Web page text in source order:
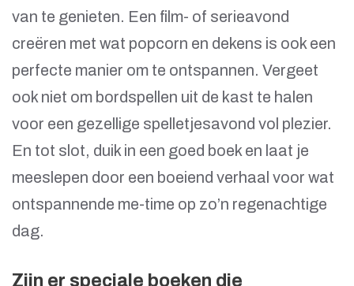
van te genieten. Een film- of serieavond
creëren met wat popcorn en dekens is ook een
perfecte manier om te ontspannen. Vergeet
ook niet om bordspellen uit de kast te halen
voor een gezellige spelletjesavond vol plezier.
En tot slot, duik in een goed boek en laat je
meeslepen door een boeiend verhaal voor wat
ontspannende me-time op zo’n regenachtige
dag.
Zijn er speciale boeken die